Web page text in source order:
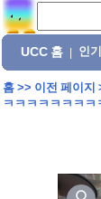
UCC 홈 인
홈>> 이전 페이지
ㅋㅋㅋㅋㅋㅋㅋㅋ